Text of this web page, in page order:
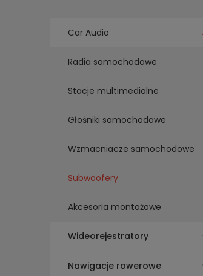
Car Audio
Radia samochodowe
Stacje multimedialne
Głośniki samochodowe
Wzmacniacze samochodowe
Subwoofery
Akcesoria montażowe
Wideorejestratory
Nawigacje rowerowe